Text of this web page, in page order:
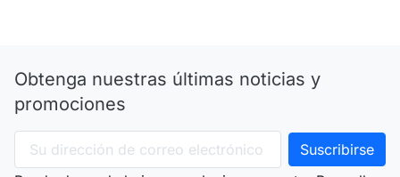
Obtenga nuestras últimas noticias y
promociones